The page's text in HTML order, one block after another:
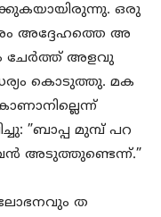
ഒരു
അദ്ദേഹത്തെ അ
ചേര്‍ത്ത് അളവു
കൊടുത്തു. മക
”ബാപ്പ മുമ്പ് പറ
അടുത്തുണ്ടെന്ന്.”
ത